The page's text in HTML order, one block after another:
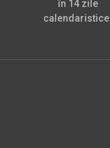
în 14 zile
calendaristice.